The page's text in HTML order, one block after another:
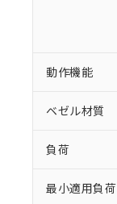
動作機能
ベゼル材質
負荷
最小適用負荷